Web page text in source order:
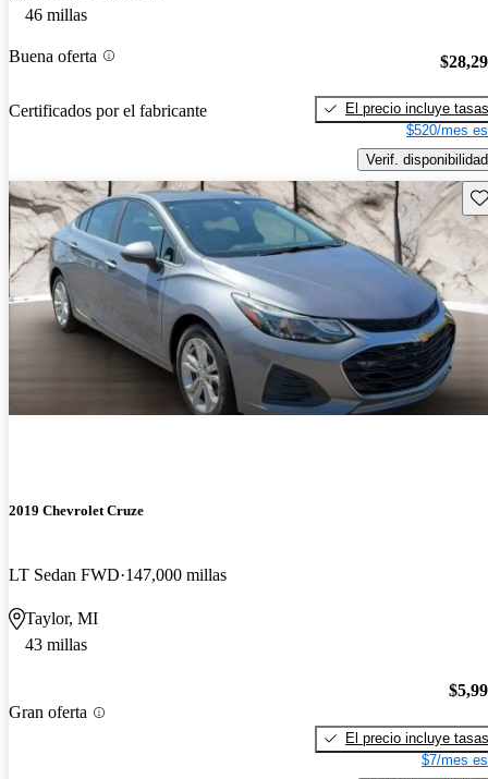
46 millas
Buena oferta
Certificados por el fabricante
El precio incluye tasas
$520/mes
Verif. disponibilidad
2019 Chevrolet Cruze
LT Sedan FWD 147,000 millas
Taylor, MI
43 millas
Gran oferta
El precio incluye tasas
$7/mes